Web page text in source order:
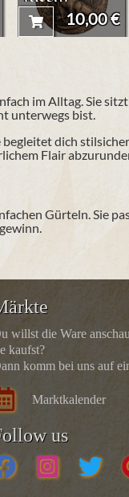
€
10,00 €
im Alltag. Sie
unterwegs bist.
begleitet dich
Flair
Gürteln. Sie
willst die Ware
kaufst?
komm bei uns auf
Marktkalender
us